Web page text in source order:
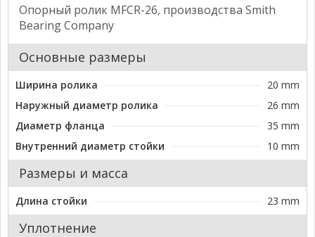
Опорный ролик MFCR-26, производства Smith
Bearing Company
Основные размеры
Ширина ролика
20 mm
Наружный диаметр ролика
26 mm
Диаметр фланца
35 mm
Внутренний диаметр стойки
10 mm
Размеры и масса
Длина стойки 23 mm
Уплотнение